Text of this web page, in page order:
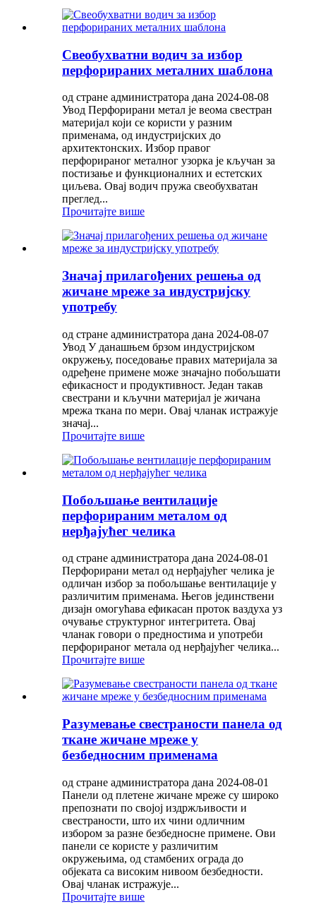
Свеобухватни водич за избор
перфорираних металних шаблона
од стране администратора дана 2024-08-08
Увод Перфорирани метал је веома свестран
материјал који се користи у разним
применама, од индустријских до
архитектонских. Избор правог
перфорираног металног узорка је кључан за
постизање и функционалних и естетских
циљева. Овај водич пружа свеобухватан
преглед...
Прочитајте више
Значај прилагођених решења од
жичане мреже за индустријску
употребу
од стране администратора дана 2024-08-07
Увод У данашњем брзом индустријском
окружењу, поседовање правих материјала за
одређене примене може значајно побољшати
ефикасност и продуктивност. Један такав
свестрани и кључни материјал је жичана
мрежа ткана по мери. Овај чланак истражује
значај...
Прочитајте више
Побољшање вентилације
перфорираним металом од
нерђајућег челика
од стране администратора дана 2024-08-01
Перфорирани метал од нерђајућег челика је
одличан избор за побољшање вентилације у
различитим применама. Његов јединствени
дизајн омогућава ефикасан проток ваздуха уз
очување структурног интегритета. Овај
чланак говори о предностима и употреби
перфорираног метала од нерђајућег челика...
Прочитајте више
Разумевање свестраности панела од
ткане жичане мреже у
безбедносним применама
од стране администратора дана 2024-08-01
Панели од плетене жичане мреже су широко
препознати по својој издржљивости и
свестраности, што их чини одличним
избором за разне безбедносне примене. Ови
панели се користе у различитим
окружењима, од стамбених ограда до
објеката са високим нивоом безбедности.
Овај чланак истражује...
Прочитајте више